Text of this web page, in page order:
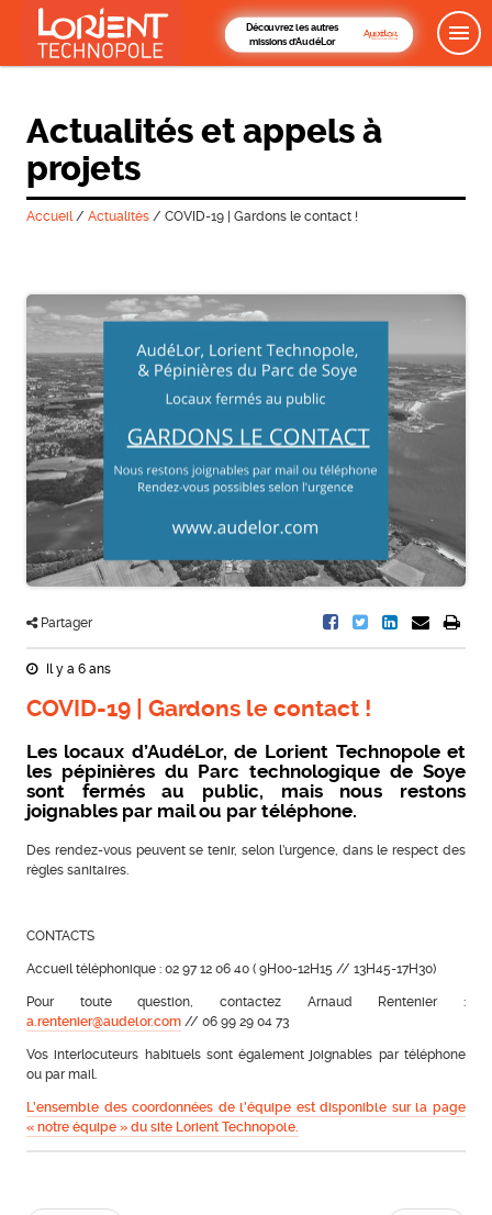
Découvrez les autres
missions d'AudéLor
Actualités et appels à
projets
Accueil/ Actualités/ COVID-19 | Gardons le contact !
Partager
Il y a 6 ans
COVID-19 | Gardons le contact !
Les locaux d’AudéLor, de Lorient Technopole et
les pépinières du Parc technologique de Soye
sont fermés au public, mais nous restons
joignables par mail ou par téléphone.
Des rendez-vous peuvent se tenir, selon l’urgence, dans le respect des
règles sanitaires.
CONTACTS
Accueil téléphonique : 02 97 12 06 40 ( 9H00-12H15 // 13H45-17H30)
Pour toute question, contactez Arnaud Rentenier :
a.rentenier@audelor.com// 06 99 29 04 73
Vos interlocuteurs habituels sont également joignables par téléphone
ou par mail.
L’ensemble des coordonnées de l’équipe est disponible sur la page
« notre équipe » du site Lorient Technopole.